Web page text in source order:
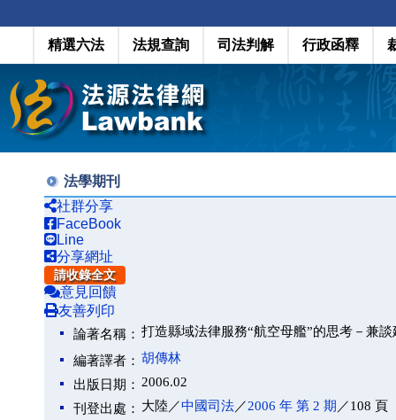
精選六法 法規查詢 司法判解 行政函釋
法學期刊
社群分享
FaceBook
Line
分享網址
請收錄全文
意見回饋
友善列印
論著名稱： 打造縣域法律服務“航空母艦”的思考－兼
編著譯者： 胡傳林
出版日期： 2006.02
刊登出處： 大陸／中國司法／2006 年 第 2 期 ／108 頁